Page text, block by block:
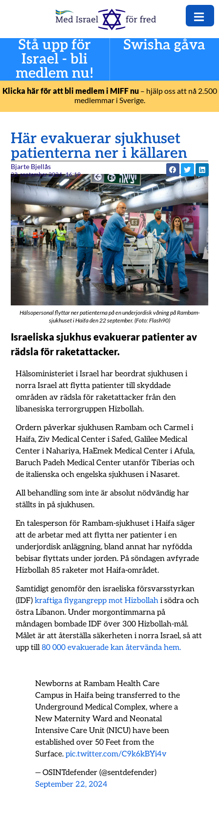
Stå upp för
Israel - bli
medlem nu!
Swisha gåva
Klicka här för att bli medlem i MIFF nu– hjälp oss att nå 2.500
medlemmar i Sverige.
Här evakuerar sjukhuset
patienterna ner i källaren
Bjarte Bjellås
23. september 2024 16:19
Hälsopersonal flyttar ner patienterna på en underjordisk våning på Rambam-
sjukhuset i Haifa den 22 september. (Foto: Flash90)
Israeliska sjukhus evakuerar patienter av
rädsla för raketattacker.
Hälsoministeriet i Israel har beordrat sjukhusen i
norra Israel att flytta patienter till skyddade
områden av rädsla för raketattacker från den
libanesiska terrorgruppen Hizbollah.
Ordern påverkar sjukhusen Rambam och Carmel i
Haifa, Ziv Medical Center i Safed, Galilee Medical
Center i Nahariya, HaEmek Medical Center i Afula,
Baruch Padeh Medical Center utanför Tiberias och
de italienska och engelska sjukhusen i Nasaret.
All behandling som inte är absolut nödvändig har
ställts in på sjukhusen.
En talesperson för Rambam-sjukhuset i Haifa säger
att de arbetar med att flytta ner patienter i en
underjordisk anläggning, bland annat har nyfödda
bebisar flyttats under jorden. På söndagen avfyrade
Hizbollah 85 raketer mot Haifa-området.
Samtidigt genomför den israeliska försvarsstyrkan
(IDF)kraftiga flygangrepp mot Hizbollah i södra och
östra Libanon. Under morgontimmarna på
måndagen bombade IDF över 300 Hizbollah-mål.
Målet är att återställa säkerheten i norra Israel, så att
upp till80 000 evakuerade kan återvända hem.
Newborns at Rambam Health Care
Campus in Haifa being transferred to the
Underground Medical Complex, where a
New Maternity Ward and Neonatal
Intensive Care Unit (NICU) have been
established over 50 Feet from the
Surface.pic.twitter.com/C9k6kBYi4v
— OSINTdefender (@sentdefender)
September 22, 2024